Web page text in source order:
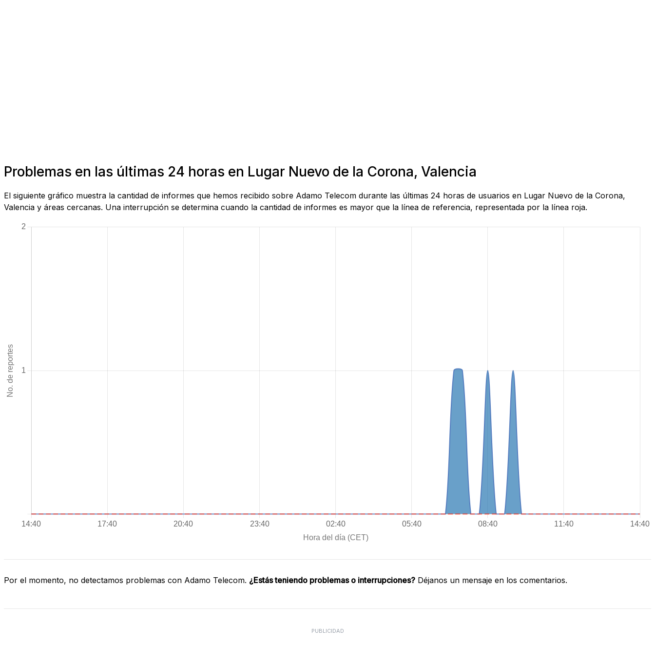
Problemas en las últimas 24 horas en Lugar Nuevo de la Corona, Valencia
El siguiente gráfico muestra la cantidad de informes que hemos recibido sobre Adamo Telecom durante las últimas 24 horas de usuarios en Lugar Nuevo de la Corona,
Valencia y áreas cercanas. Una interrupción se determina cuando la cantidad de informes es mayor que la línea de referencia, representada por la línea roja.
Por el momento, no detectamos problemas con Adamo Telecom. ¿Estás teniendo problemas o interrupciones? Déjanos un mensaje en los comentarios.
PUBLICIDAD